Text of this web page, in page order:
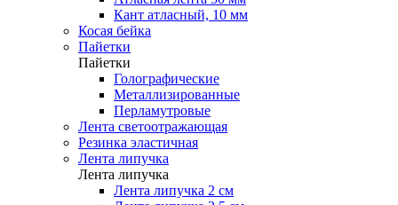
Кант атласный, 10 мм
Косая бейка
Пайетки
Пайетки
Голографические
Металлизированные
Перламутровые
Лента светоотражающая
Резинка эластичная
Лента липучка
Лента липучка
Лента липучка 2 см